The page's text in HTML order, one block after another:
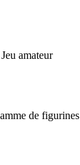
amateur
de figurines